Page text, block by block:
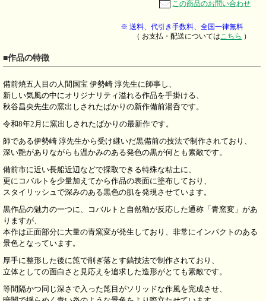
この商品のお問い合わせ
※ 送料、代引き手数料、全国一律無料
（ お支払・配送については こちら ）
■作品の特徴
備前焼五人目の人間国宝 伊勢崎 淳先生に師事し、
新しい気風の中にオリジナリティ溢れる作品を手掛ける、
秋谷昌央先生の窯出しされたばかりの新作備前湯呑です。
令和8年2月に窯出しされたばかりの最新作です。
師である伊勢崎 淳先生から受け継いだ黒備前の技法で制作されており、
深い艶がありながらも温かみのある発色の黒が何とも素敵です。
備前市に近い長船近辺などで採取できる特殊な粘土に、
更にコバルトを少量加えてから作品の表面に塗布しており、
スタイリッシュで深みのある黒色の肌を発現させています。
黒作品の魅力の一つに、コバルトと自然釉が反応した通称「青窯変」があ
りますが、
本作は正面部分に大量の青窯変が発生しており、非常にインパクトのある
景色となっています。
厚手に整形した後に箆で削ぎ落とす鎬技法で制作されており、
立体としての面白さと見応えを追求した造形がとても素敵です。
等間隔かつ同じ深さで入った箆目がソリッドな作風を完成させ、